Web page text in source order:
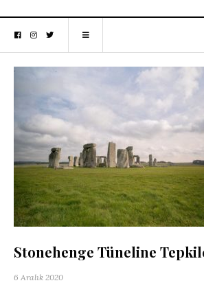
Stonehenge Tüneline
6 Aralık 2020